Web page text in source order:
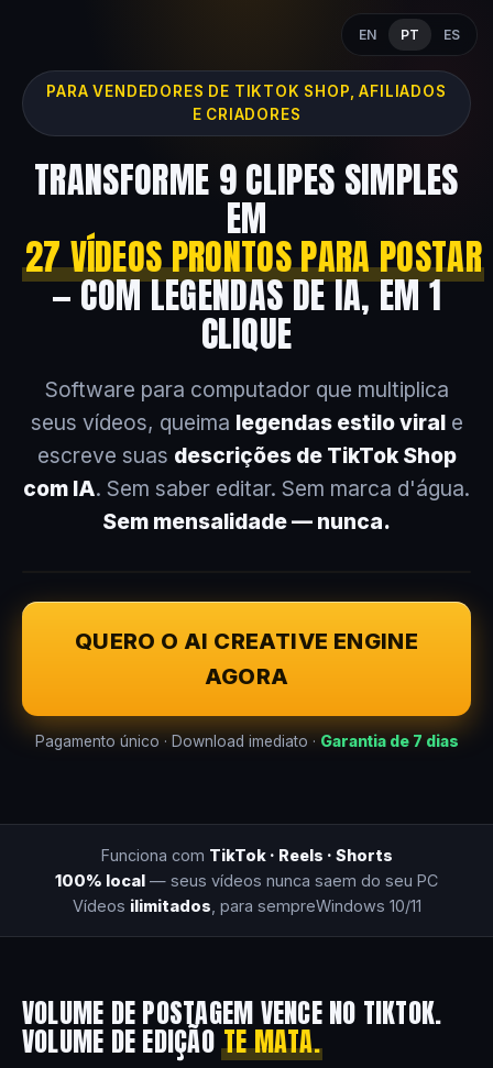
EN PT ES
PARA VENDEDORES DE TIKTOK SHOP, AFILIADOS
E CRIADORES
TRANSFORME 9 CLIPES SIMPLES
EM
27 VÍDEOS PRONTOS PARA POSTAR
— COM LEGENDAS DE IA, EM 1
CLIQUE
Software para computador que multiplica
seus vídeos, queima legendas estilo virale
escreve suas descrições de TikTok Shop
com IA. Sem saber editar. Sem marca d'água.
Sem mensalidade — nunca.
QUERO O AI CREATIVE ENGINE
AGORA
Pagamento único · Download imediato · Garantia de 7 dias
Funciona com TikTok · Reels · Shorts
100% local — seus vídeos nunca saem do seu PC
Vídeos ilimitados , para sempreWindows 10/11
VOLUME DE POSTAGEM VENCE NO TIKTOK.
VOLUME DE EDIÇÃOTE MATA.